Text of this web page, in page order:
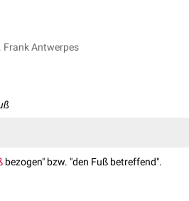
Frank Antwerpes
bezogen" bzw. "den Fuß betreffend".